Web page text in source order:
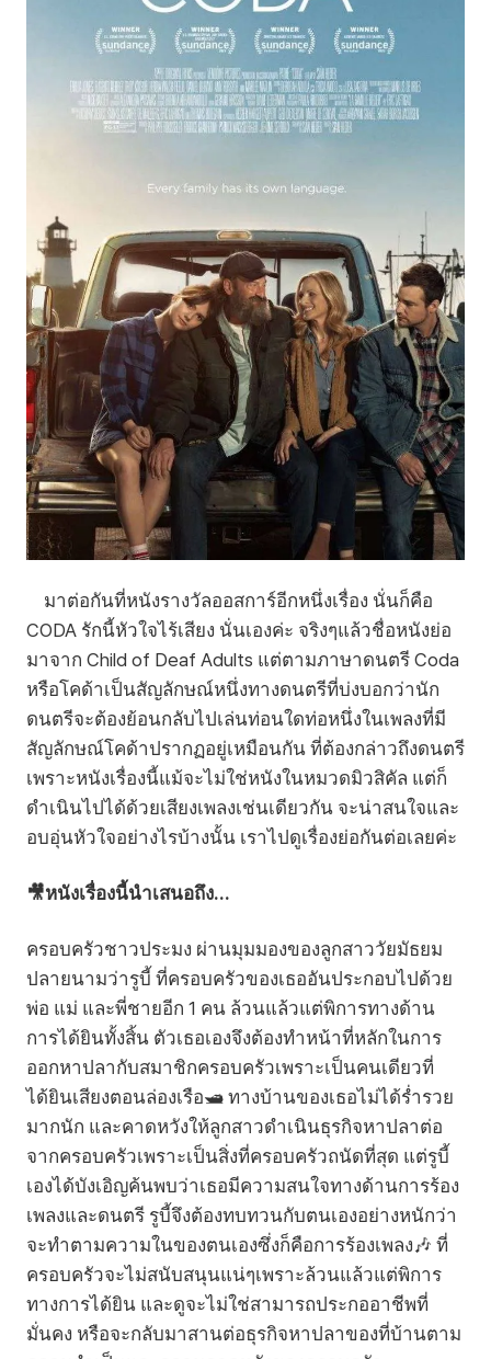
มาต่อกันที่หนังรางวัลออสการ์อีกหนึ่งเรื่อง นั่นก็คือ
CODA รักนี้หัวใจไร้เสียง นั่นเองค่ะ จริงๆแล้วชื่อหนังย่อ
มาจาก Child of Deaf Adults แต่ตามภาษาดนตรี Coda
หรือโคด้าเป็นสัญลักษณ์หนึ่งทางดนตรีที่บ่งบอกว่านัก
ดนตรีจะต้องย้อนกลับไปเล่นท่อนใดท่อหนึ่งในเพลงที่มี
สัญลักษณ์โคด้าปรากฏอยู่เหมือนกัน ที่ต้องกล่าวถึงดนตรี
เพราะหนังเรื่องนี้แม้จะไม่ใช่หนังในหมวดมิวสิคัล แต่ก็
ดำเนินไปได้ด้วยเสียงเพลงเช่นเดียวกัน จะน่าสนใจและ
อบอุ่นหัวใจอย่างไรบ้างนั้น เราไปดูเรื่องย่อกันต่อเลยค่ะ
🎥หนังเรื่องนี้นำเสนอถึง...
ครอบครัวชาวประมง ผ่านมุมมองของลูกสาววัยมัธยม
ปลายนามว่ารูบี้ ที่ครอบครัวของเธออันประกอบไปด้วย
พ่อ แม่ และพี่ชายอีก 1 คน ล้วนแล้วแต่พิการทางด้าน
การได้ยินทั้งสิ้น ตัวเธอเองจึงต้องทำหน้าที่หลักในการ
ออกหาปลากับสมาชิกครอบครัวเพราะเป็นคนเดียวที่
ได้ยินเสียงตอนล่องเรือ🛥️ ทางบ้านของเธอไม่ได้ร่ำรวย
มากนัก และคาดหวังให้ลูกสาวดำเนินธุรกิจหาปลาต่อ
จากครอบครัวเพราะเป็นสิ่งที่ครอบครัวถนัดที่สุด แต่รูบี้
เองได้บังเอิญค้นพบว่าเธอมีความสนใจทางด้านการร้อง
เพลงและดนตรี รูบี้จึงต้องทบทวนกับตนเองอย่างหนักว่า
จะทำตามความในของตนเองซึ่งก็คือการร้องเพลง🎶 ที่
ครอบครัวจะไม่สนับสนุนแน่ๆเพราะล้วนแล้วแต่พิการ
ทางการได้ยิน และดูจะไม่ใช่สามารถประกออาชีพที่
มั่นคง หรือจะกลับมาสานต่อธุรกิจหาปลาของที่บ้านตาม